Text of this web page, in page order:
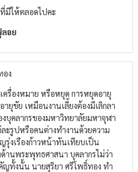
มีให้ตลอดไปคะ
อย
อง
ครื่องหมาย หรือหยุด การหยุดอายุ
ยุขัย เหมือนงานเลี้ยงต้องมีเลิกลา
บุคลากรของมหาวิทยาลัยมหาจุฬา
ะรูปหรือคนต่างทำงานด้วยความ
รุ่งเรืองก้าวหน้าทันเทียบเป็น
านพระพุทธศาสนา บุคลากรไม่ว่า
ญทั้งนั้น นายสุริยา ศรีโพธิ์ทอง ทำ